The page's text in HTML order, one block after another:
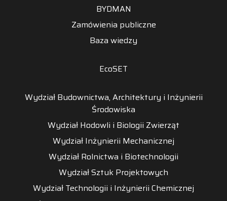
BYDMAN
Zamówienia publiczne
Baza wiedzy
EcoSET
Wydział Budownictwa, Architektury i Inżynierii
Środowiska
Wydział Hodowli i Biologii Zwierząt
Wydział Inżynierii Mechanicznej
Wydział Rolnictwa i Biotechnologii
Wydział Sztuk Projektowych
Wydział Technologii i Inżynierii Chemicznej